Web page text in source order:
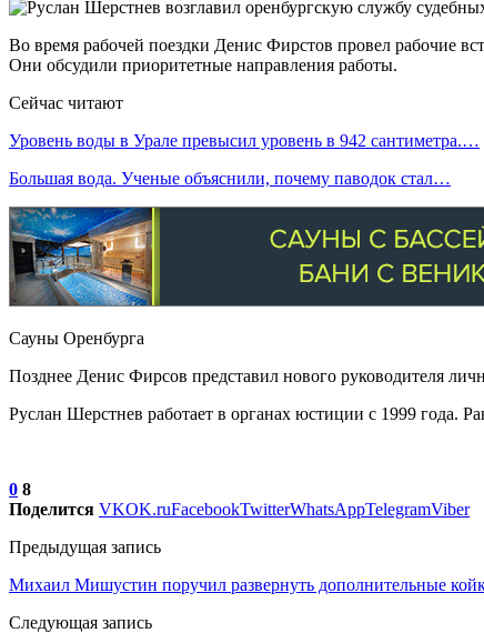
Во время рабочей поездки Денис Фирстов провел рабочие
Они обсудили приоритетные направления работы.
Сейчас читают
Уровень воды в Урале превысил уровень в 942 сантиметра.…
Большая вода. Ученые объяснили, почему паводок стал…
Сауны Оренбурга
Позднее Денис Фирсов представил нового руководителя
Руслан Шерстнев работает в органах юстиции с 1999 года.
0 8
Поделится VKOK.ruFacebookTwitterWhatsAppTelegramViber
Предыдущая запись
Михаил Мишустин поручил развернуть дополнительные
Следующая запись